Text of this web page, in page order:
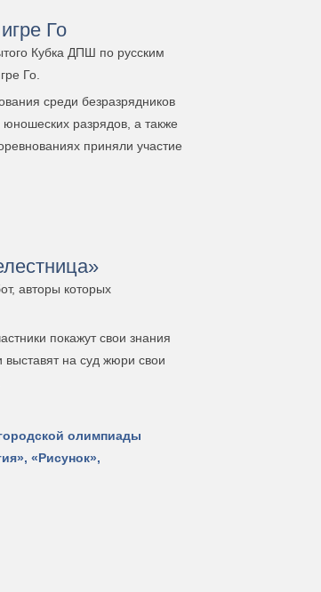
Го
Кубка ДПШ по русским
Го.
среди безразрядников
юношеских разрядов, а также
приняли участие
авторы которых
покажут свои знания
выставят на суд жюри свои
олимпиады
«Рисунок»,